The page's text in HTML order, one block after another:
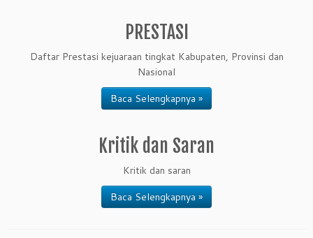
PRESTASI
Daftar Prestasi kejuaraan tingkat Kabupaten, Provinsi dan
Nasional
Baca Selengkapnya »
Kritik dan Saran
Kritik dan saran
Baca Selengkapnya »